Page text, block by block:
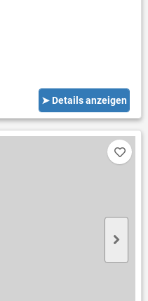
➤ Details anzeigen